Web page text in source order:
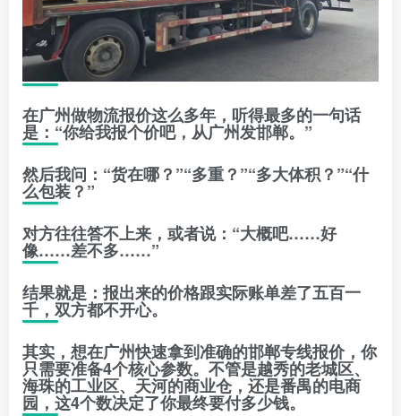
在广州做物流报价这么多年，听得最多的一句话
是： “你给我报个价吧，从广州发邯郸。”
然后我问：“货在哪？”“多重？”“多大体积？”“什
么包装？”
对方往往答不上来，或者说：“大概吧……好
像……差不多……”
结果就是： 报出来的价格跟实际账单差了五百一
千，双方都不开心。
其实，想在广州快速拿到准确的邯郸专线报价，你
只需要准备4个核心参数。不管是越秀的老城区、
海珠的工业区、天河的商业仓，还是番禺的电商
园，这4个数决定了你最终要付多少钱。